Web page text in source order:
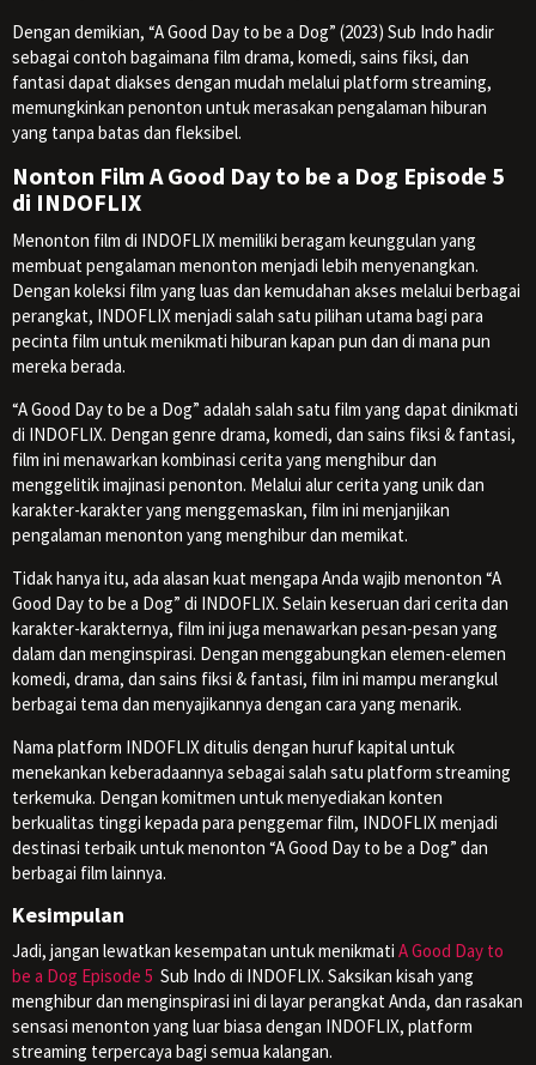
Dengan demikian, “A Good Day to be a Dog” (2023) Sub Indo hadir
sebagai contoh bagaimana film drama, komedi, sains fiksi, dan
fantasi dapat diakses dengan mudah melalui platform streaming,
memungkinkan penonton untuk merasakan pengalaman hiburan
yang tanpa batas dan fleksibel.
Nonton Film A Good Day to be a Dog Episode 5
di INDOFLIX
Menonton film di INDOFLIX memiliki beragam keunggulan yang
membuat pengalaman menonton menjadi lebih menyenangkan.
Dengan koleksi film yang luas dan kemudahan akses melalui berbagai
perangkat, INDOFLIX menjadi salah satu pilihan utama bagi para
pecinta film untuk menikmati hiburan kapan pun dan di mana pun
mereka berada.
“A Good Day to be a Dog” adalah salah satu film yang dapat dinikmati
di INDOFLIX. Dengan genre drama, komedi, dan sains fiksi & fantasi,
film ini menawarkan kombinasi cerita yang menghibur dan
menggelitik imajinasi penonton. Melalui alur cerita yang unik dan
karakter-karakter yang menggemaskan, film ini menjanjikan
pengalaman menonton yang menghibur dan memikat.
Tidak hanya itu, ada alasan kuat mengapa Anda wajib menonton “A
Good Day to be a Dog” di INDOFLIX. Selain keseruan dari cerita dan
karakter-karakternya, film ini juga menawarkan pesan-pesan yang
dalam dan menginspirasi. Dengan menggabungkan elemen-elemen
komedi, drama, dan sains fiksi & fantasi, film ini mampu merangkul
berbagai tema dan menyajikannya dengan cara yang menarik.
Nama platform INDOFLIX ditulis dengan huruf kapital untuk
menekankan keberadaannya sebagai salah satu platform streaming
terkemuka. Dengan komitmen untuk menyediakan konten
berkualitas tinggi kepada para penggemar film, INDOFLIX menjadi
destinasi terbaik untuk menonton “A Good Day to be a Dog” dan
berbagai film lainnya.
Kesimpulan
Jadi, jangan lewatkan kesempatan untuk menikmati A Good Day to
be a Dog Episode 5 Sub Indo di INDOFLIX. Saksikan kisah yang
menghibur dan menginspirasi ini di layar perangkat Anda, dan rasakan
sensasi menonton yang luar biasa dengan INDOFLIX, platform
streaming terpercaya bagi semua kalangan.